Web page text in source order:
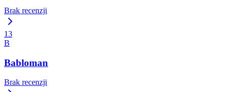
Brak recenzji
13
B
Babloman
Brak recenzji